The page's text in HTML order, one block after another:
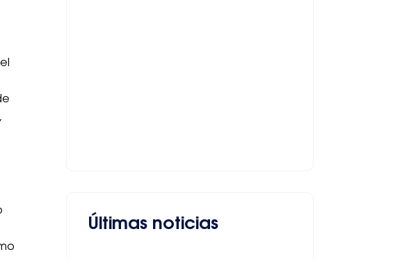
Últimas noticias